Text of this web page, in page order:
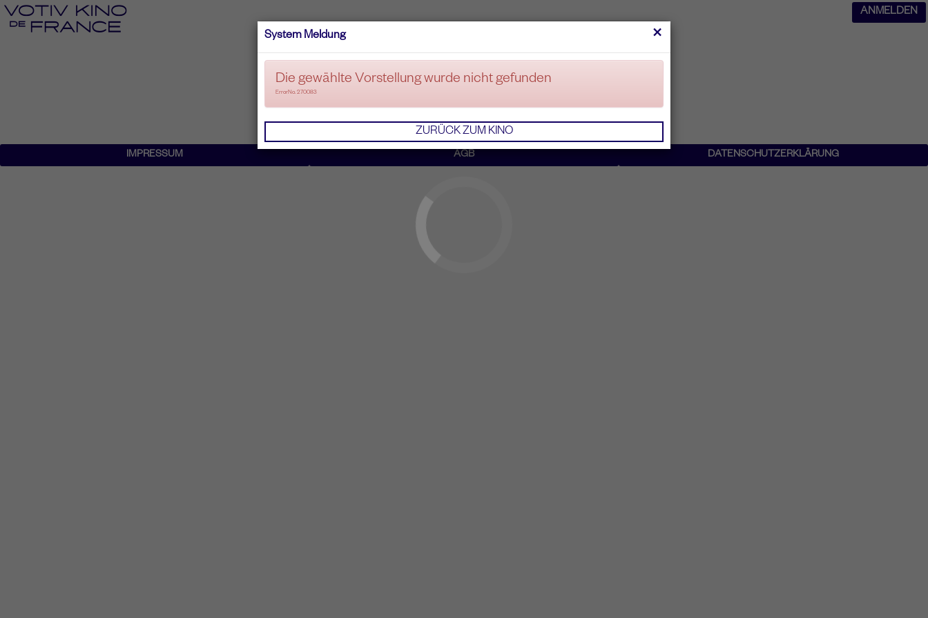
ANMELDEN
×
System Meldung
Die gewählte Vorstellung wurde nicht gefunden
ErrorNo. 270083
ZURÜCK ZUM KINO
IMPRESSUM AGB DATENSCHUTZERKLÄRUNG